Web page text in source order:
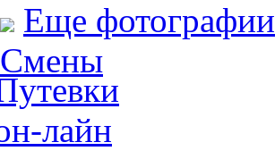
Еще фотографии
Смены
лайн